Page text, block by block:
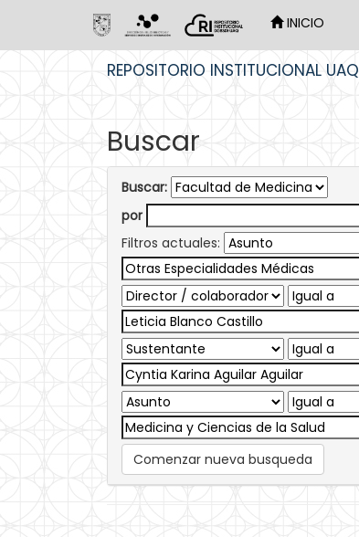
INICIO
REPOSITORIO INSTITUCIONAL UAQ
Buscar
Buscar:
por
Filtros actuales:
Comenzar nueva busqueda